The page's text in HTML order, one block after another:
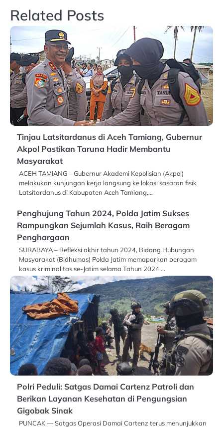
Related Posts
Tinjau Latsitardanus di Aceh Tamiang, Gubernur
Akpol Pastikan Taruna Hadir Membantu
Masyarakat
​ACEH TAMIANG – Gubernur Akademi Kepolisian (Akpol)
melakukan kunjungan kerja langsung ke lokasi sasaran fisik
Latsitardanus di Kabupaten Aceh Tamiang,…
Penghujung Tahun 2024, Polda Jatim Sukses
Rampungkan Sejumlah Kasus, Raih Beragam
Penghargaan
SURABAYA – Refleksi akhir tahun 2024, Bidang Hubungan
Masyarakat (Bidhumas) Polda Jatim memaparkan beragam
kasus kriminalitas se-Jatim selama Tahun 2024.…
Polri Peduli: Satgas Damai Cartenz Patroli dan
Berikan Layanan Kesehatan di Pengungsian
Gigobak Sinak
PUNCAK — Satgas Operasi Damai Cartenz terus menunjukkan